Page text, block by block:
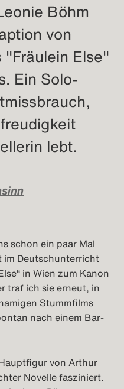
Böhm
von
Else"
Ein Solo-
lebt.
schon ein paar Mal
im Deutschunterricht
in Wien zum Kanon
traf ich sie erneut, in
Stummfilms
nach einem Bar-
von Arthur
Novelle fasziniert.